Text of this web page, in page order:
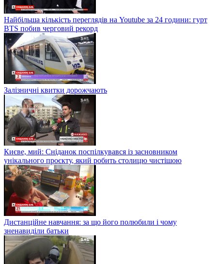
Найбільша кількість переглядів на Youtube за 24 години: гурт
BTS побив черговий рекорд
Залізничні квитки дорожчають
Києве, мий: Сніданок поспілкувався із засновником
унікального проєкту, який робить столицю чистішою
Дистанційне навчання: за що його полюбили і чому
зненавиділи батьки